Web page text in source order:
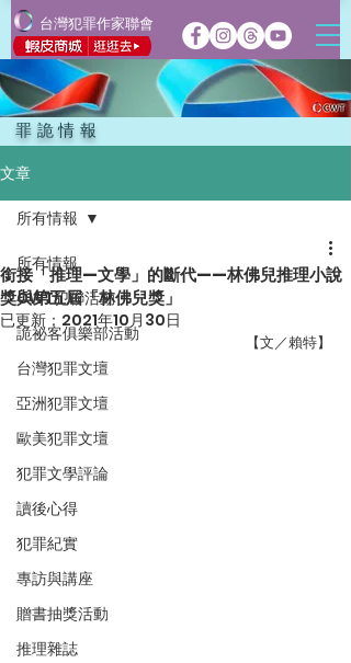
台灣犯罪作家聯會
罪詭情報
文章
所有情報
CWT犯聯活動
詭祕客俱樂部活動
台灣犯罪文壇
亞洲犯罪文壇
歐美犯罪文壇
犯罪文學評論
讀後心得
犯罪紀實
專訪與講座
贈書抽獎活動
推理雜誌
所有情報
銜接「推理—文學」的斷代——林佛兒推理小說
獎與第五屆「林佛兒獎」
已更新： 2021年10月30日
【文／賴特】